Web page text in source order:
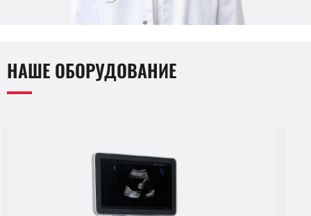
НАШЕ ОБОРУДОВАНИЕ